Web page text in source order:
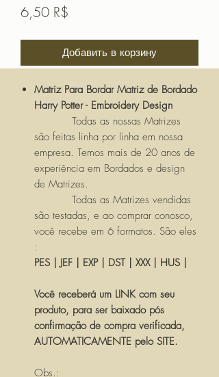
6,50 R$
Добавить в корзину
Matriz Para Bordar Matriz de Bordado
Harry Potter - Embroidery Design
Todas as nossas Matrizes
são feitas linha por linha em nossa
empresa. Temos mais de 20 anos de
experiência em Bordados e design
de Matrizes.
Todas as Matrizes vendidas
são testadas, e ao comprar conosco,
você recebe em 6 formatos. São eles
:
PES | JEF | EXP | DST | XXX | HUS |
Você receberá um LINK com seu
produto, para ser baixado pós
confirmação de compra verificada,
AUTOMATICAMENTE pelo SITE.
Obs.: